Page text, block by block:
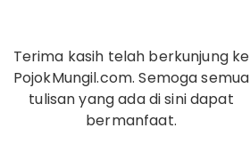
Terima kasih telah berkunjung ke
PojokMungil.com. Semoga semua
tulisan yang ada di sini dapat
bermanfaat.